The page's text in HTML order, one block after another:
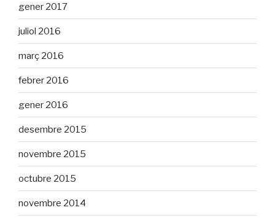
gener 2017
juliol 2016
març 2016
febrer 2016
gener 2016
desembre 2015
novembre 2015
octubre 2015
novembre 2014